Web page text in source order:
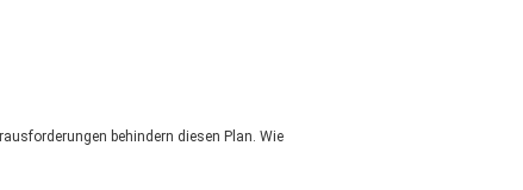
behindern diesen Plan. Wie